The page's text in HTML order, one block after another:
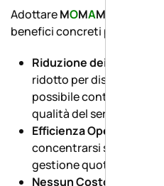
AdottareMOMAM
benefici concreti per la tua
Riduzione dei costi
ridotto per dispositivo
possibile contenere le
qualità del servizio.
Efficienza Operativa
concentrarsi su attività
gestione quotidiana
Nessun Costo Nascosto